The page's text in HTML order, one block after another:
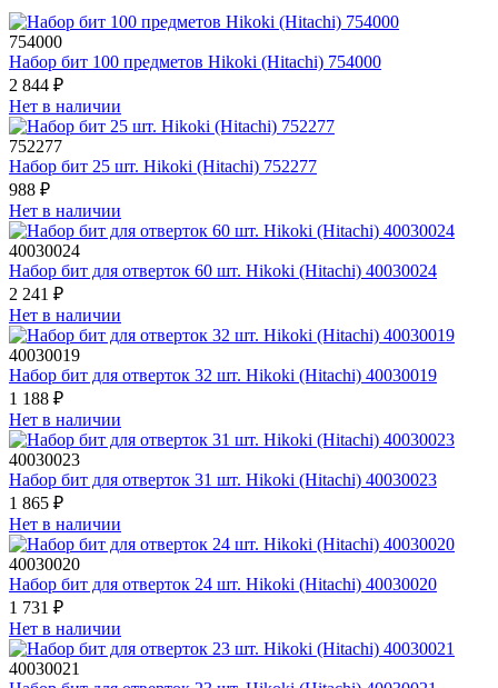
754000
Набор бит 100 предметов Hikoki (Hitachi) 754000
2 844 ₽
Нет в наличии
752277
Набор бит 25 шт. Hikoki (Hitachi) 752277
988 ₽
Нет в наличии
40030024
Набор бит для отверток 60 шт. Hikoki (Hitachi) 40030024
2 241 ₽
Нет в наличии
40030019
Набор бит для отверток 32 шт. Hikoki (Hitachi) 40030019
1 188 ₽
Нет в наличии
40030023
Набор бит для отверток 31 шт. Hikoki (Hitachi) 40030023
1 865 ₽
Нет в наличии
40030020
Набор бит для отверток 24 шт. Hikoki (Hitachi) 40030020
1 731 ₽
Нет в наличии
40030021